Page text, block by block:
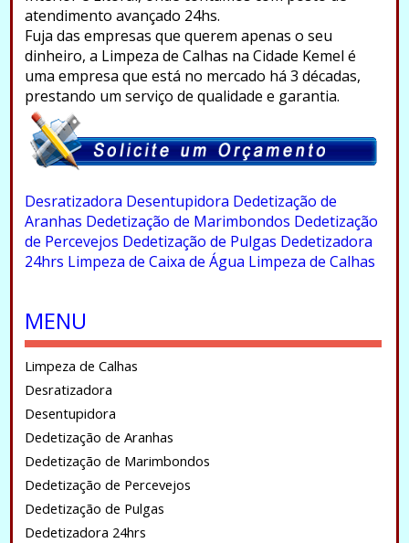
atendimento avançado 24hs.
Fuja das empresas que querem apenas o seu
dinheiro, a Limpeza de Calhas na Cidade Kemel é
uma empresa que está no mercado há 3 décadas,
prestando um serviço de qualidade e garantia.
Desratizadora Desentupidora Dedetização de
Aranhas Dedetização de Marimbondos Dedetização
de Percevejos Dedetização de Pulgas Dedetizadora
24hrs Limpeza de Caixa de Água Limpeza de Calhas
MENU
Limpeza de Calhas
Desratizadora
Desentupidora
Dedetização de Aranhas
Dedetização de Marimbondos
Dedetização de Percevejos
Dedetização de Pulgas
Dedetizadora 24hrs